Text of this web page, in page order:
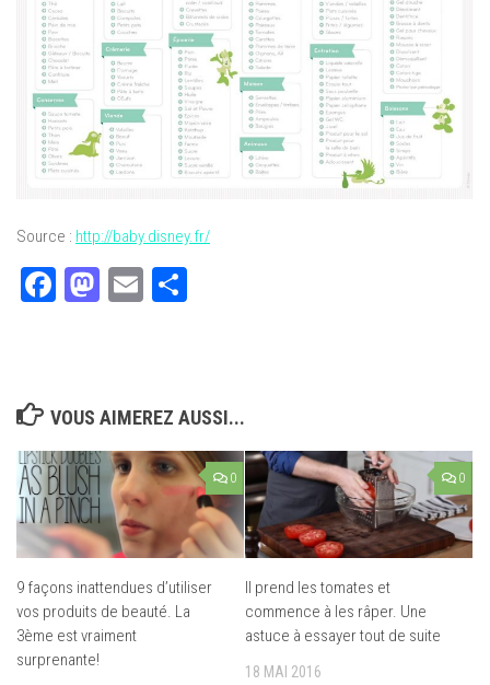
Source : http://baby.disney.fr/
Facebook
Mastodon
Email
VOUS AIMEREZ AUSSI...
0
9 façons inattendues d’utiliser
vos produits de beauté. La
3ème est vraiment
surprenante!
0
Il prend les tomates et
commence à les râper. Une
astuce à essayer tout de suite
18 MAI 2016